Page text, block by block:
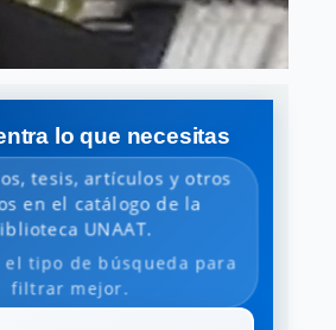
lo que necesitas
tesis, artículos y otros
en el catálogo de la
UNAAT.
el tipo de búsqueda para
filtrar mejor.